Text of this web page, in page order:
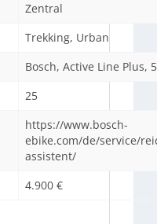
Zentral
Trekking, Urban
Bosch, Active Line Plus,
25
https://www.bosch-
ebike.com/de/service/
assistent/
4.900 €